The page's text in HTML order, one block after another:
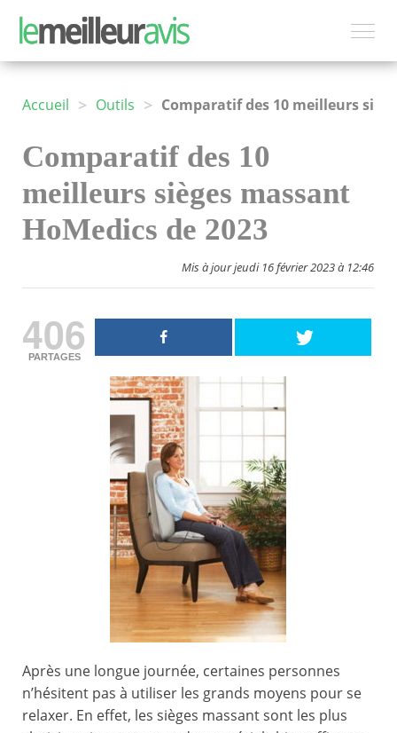
Accueil > Outils >
Comparatif des 10
meilleurs sièges massant
HoMedics de 2023
Mis à jour jeudi 16 février 2023 à 12:46
406
PARTAGES
Après une longue journée, certaines personnes
n’hésitent pas à utiliser les grands moyens pour se
relaxer. En effet, les sièges massant sont les plus